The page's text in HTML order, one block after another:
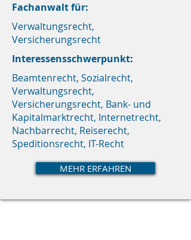
Fachanwalt für:
Verwaltungsrecht,
Versicherungsrecht
Interessensschwerpunkt:
Beamtenrecht, Sozialrecht,
Verwaltungsrecht,
Versicherungsrecht, Bank- und
Kapitalmarktrecht, Internetrecht,
Nachbarrecht, Reiserecht,
Speditionsrecht, IT-Recht
MEHR ERFAHREN